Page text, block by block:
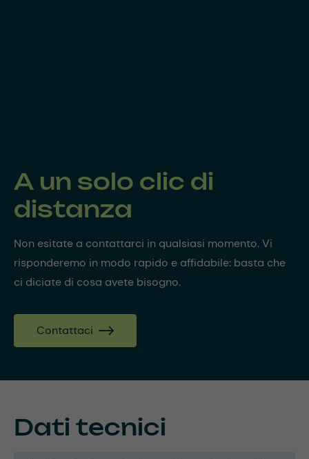
A un solo clic di
distanza
Non esitate a contattarci in qualsiasi momento. Vi
risponderemo in modo rapido e affidabile: basta che
ci diciate di cosa avete bisogno.
Contattaci
Dati tecnici